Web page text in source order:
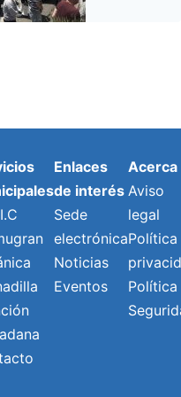
Enlaces
de interés
Sede
electrónica
Noticias
Eventos
Acerca
Aviso
legal
Política
Política